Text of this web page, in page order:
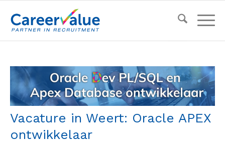
Vacature in Weert: Oracle APEX
ontwikkelaar